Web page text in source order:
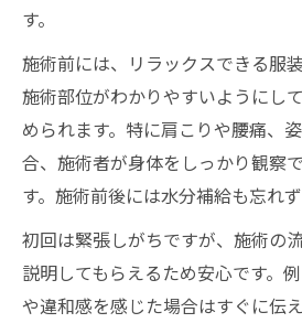
す。
施術前には、リラックスできる服
施術部位がわかりやすいようにし
められます。特に肩こりや腰痛、
合、施術者が身体をしっかり観察
す。施術前後には水分補給も忘れ
初回は緊張しがちですが、施術の
説明してもらえるため安心です。
や違和感を感じた場合はすぐに伝